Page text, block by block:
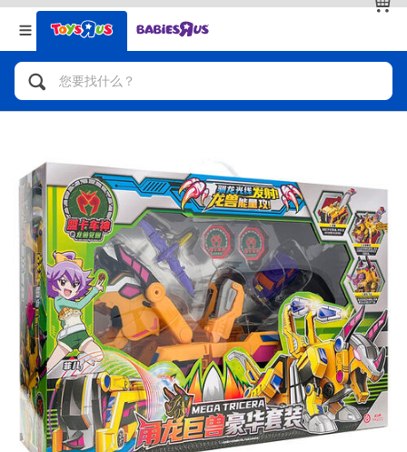
返回
分类目录
人气英雄，角色扮演，射击玩具
拼砌组合及乐高LEGO
玩具车，货车，火车及遥控系列
手工艺，文具，蜡笔，泥胶，画板
娃娃，芭比，收藏公仔
电子玩具
返回
品牌
查看全部